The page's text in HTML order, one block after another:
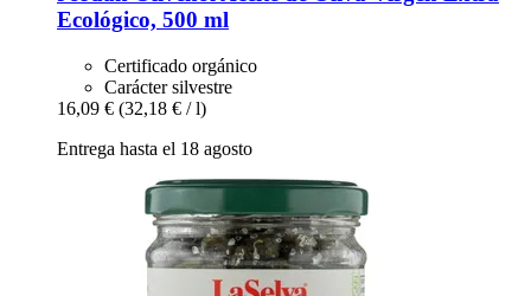
Ecológico, 500 ml
Certificado orgánico
Carácter silvestre
16,09 € (32,18 € / l)
Entrega hasta el 18 agosto